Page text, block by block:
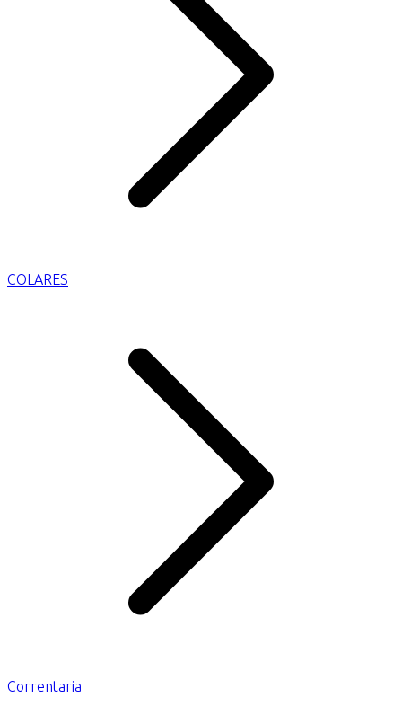
COLARES
Correntaria